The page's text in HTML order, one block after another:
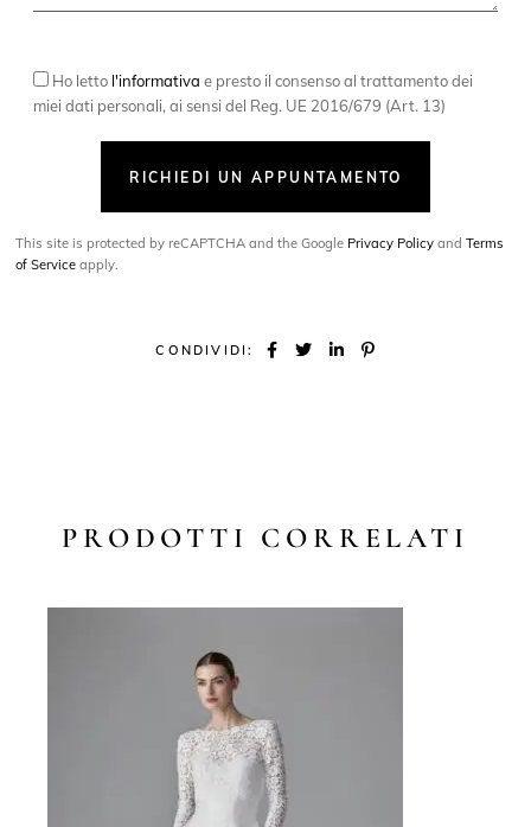
Ho letto l'informativa e presto il consenso al trattamento dei
miei dati personali, ai sensi del Reg. UE 2016/679 (Art. 13)
RICHIEDI UN APPUNTAMENTO
This site is protected by reCAPTCHA and the Google Privacy Policy andTerms
of Service apply.
CONDIVIDI:
PRODOTTI CORRELATI